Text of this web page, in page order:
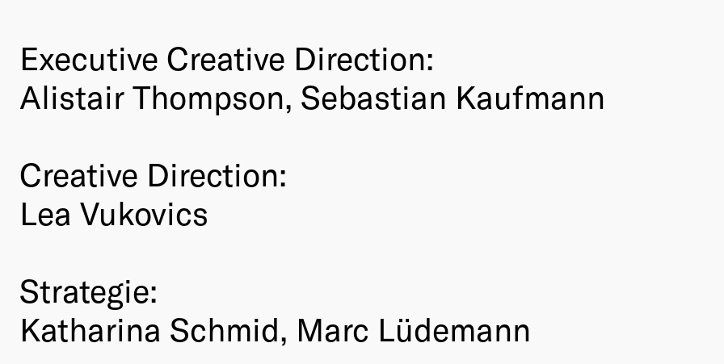
Executive Creative Direction:
Alistair Thompson, Sebastian Kaufmann
Creative Direction:
Lea Vukovics
Strategie:
Katharina Schmid, Marc Lüdemann